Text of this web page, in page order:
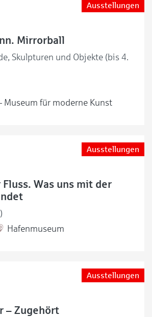
Ausstellungen
Mirrorball
Skulpturen und Objekte (bis 4.
Museum für moderne Kunst
Ausstellungen
Was uns mit der
Hafenmuseum
Ausstellungen
– Zugehört